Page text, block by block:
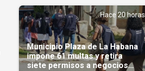
Hace 20 horas
Municipio Plaza de La Habana
impone 61 multas y retira
siete permisos a negocios